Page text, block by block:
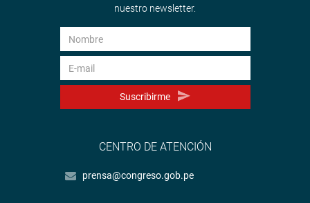
nuestro newsletter.
Suscribirme
CENTRO DE ATENCIÓN
prensa@congreso.gob.pe